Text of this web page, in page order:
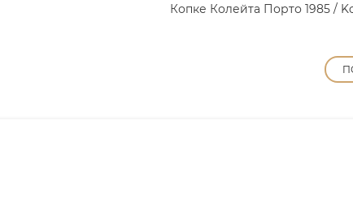
Копке Колейта Порто 1985 /